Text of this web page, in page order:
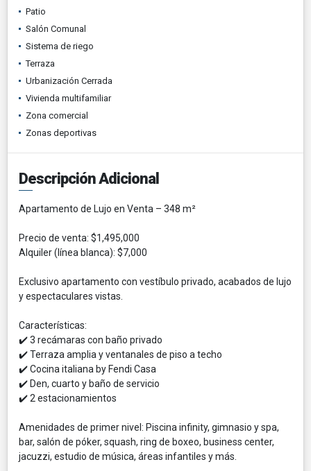
Patio
Salón Comunal
Sistema de riego
Terraza
Urbanización Cerrada
Vivienda multifamiliar
Zona comercial
Zonas deportivas
Descripción Adicional
Apartamento de Lujo en Venta – 348 m²
Precio de venta: $1,495,000
Alquiler (línea blanca): $7,000
Exclusivo apartamento con vestíbulo privado, acabados de lujo
y espectaculares vistas.
Características:
✔️ 3 recámaras con baño privado
✔️ Terraza amplia y ventanales de piso a techo
✔️ Cocina italiana by Fendi Casa
✔️ Den, cuarto y baño de servicio
✔️ 2 estacionamientos
Amenidades de primer nivel: Piscina infinity, gimnasio y spa,
bar, salón de póker, squash, ring de boxeo, business center,
jacuzzi, estudio de música, áreas infantiles y más.